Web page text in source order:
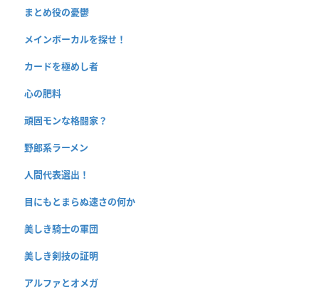
まとめ役の憂鬱
メインボーカルを探せ！
カードを極めし者
心の肥料
頑固モンな格闘家？
野郎系ラーメン
人間代表選出！
目にもとまらぬ速さの何か
美しき騎士の軍団
美しき剣技の証明
アルファとオメガ